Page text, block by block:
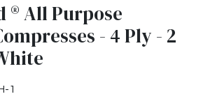
® All Purpose
- 4 Ply - 2
1